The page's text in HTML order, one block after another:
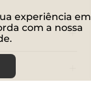
+
experiência em
com a nossa